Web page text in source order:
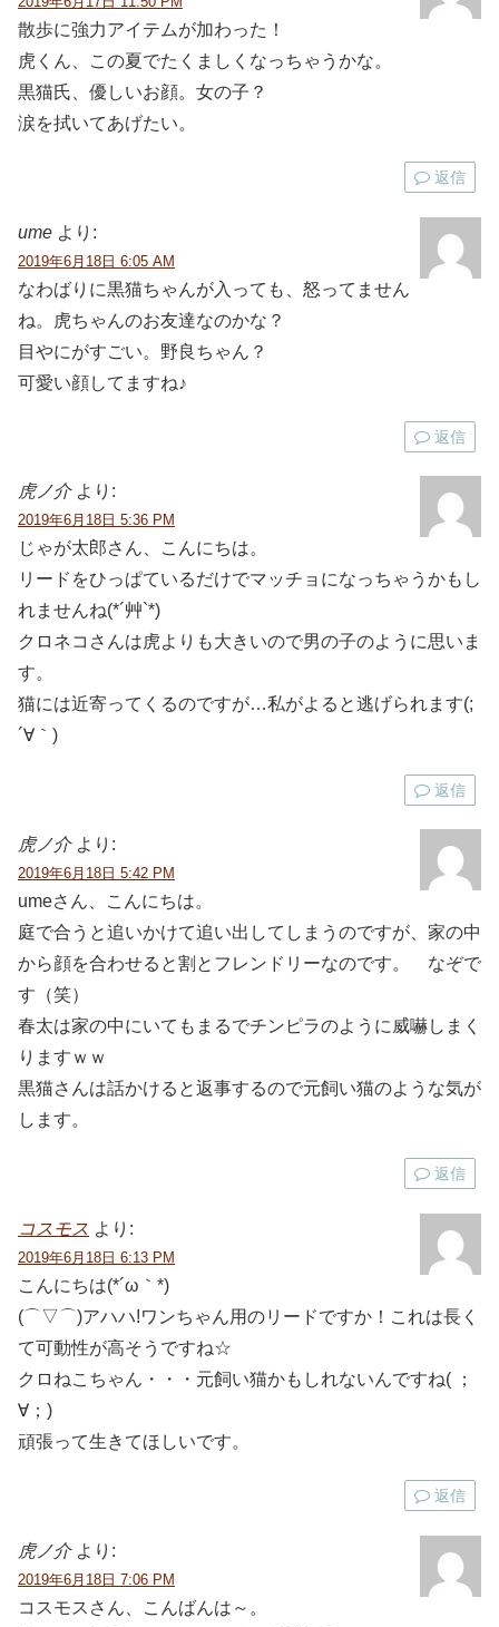
散歩に強力アイテムが加わった！
虎くん、この夏でたくましくなっちゃうかな。
黒猫氏、優しいお顔。女の子？
涙を拭いてあげたい。
返信
ume より:
2019年6月18日 6:05 AM
なわばりに黒猫ちゃんが入っても、怒ってません
ね。虎ちゃんのお友達なのかな？
目やにがすごい。野良ちゃん？
可愛い顔してますね♪
返信
虎ノ介 より:
2019年6月18日 5:36 PM
じゃが太郎さん、こんにちは。
リードをひっぱているだけでマッチョになっちゃうかもし
れませんね(*´艸`*)
クロネコさんは虎よりも大きいので男の子のように思いま
す。
猫には近寄ってくるのですが…私がよると逃げられます(;
´∀｀)
返信
虎ノ介 より:
2019年6月18日 5:42 PM
umeさん、こんにちは。
庭で合うと追いかけて追い出してしまうのですが、家の中
から顔を合わせると割とフレンドリーなのです。 なぞで
す（笑）
春太は家の中にいてもまるでチンピラのように威嚇しまく
りますｗｗ
黒猫さんは話かけると返事するので元飼い猫のような気が
します。
返信
コスモス より:
2019年6月18日 6:13 PM
こんにちは(*´ω｀*)
(⌒▽⌒)アハハ!ワンちゃん用のリードですか！これは長く
て可動性が高そうですね☆
クロねこちゃん・・・元飼い猫かもしれないんですね( ；
∀；)
頑張って生きてほしいです。
返信
虎ノ介 より:
2019年6月18日 7:06 PM
コスモスさん、こんばんは～。